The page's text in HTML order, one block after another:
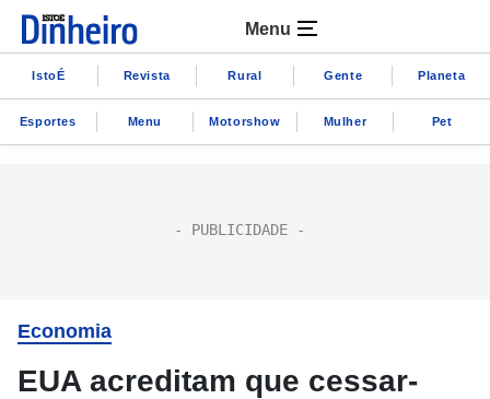
Menu
IstoÉ Revista Rural Gente Planeta
Esportes Menu Motorshow Mulher Pet
Economia
EUA acreditam que cessar-